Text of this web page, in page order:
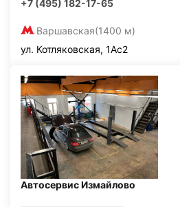
+7 (495) 182-17-65
Варшавская(1400 м)
ул. Котляковская, 1Ас2
Автосервис Измайлово